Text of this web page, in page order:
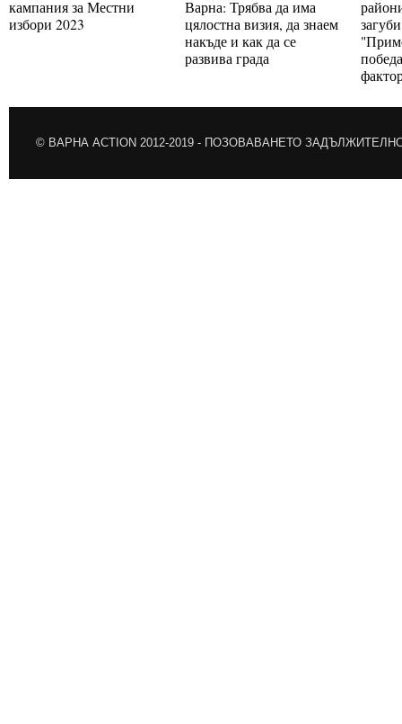
кампания за Местни
избори 2023
Варна: Трябва да има
цялостна визия, да знаем
накъде и как да се
развива града
© ВАРНА ACTION 2012-2019 - ПОЗОВАВАНЕТО